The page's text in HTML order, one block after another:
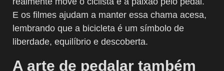
E os filmes ajudam a manter essa chama acesa,
lembrando que a bicicleta é um símbolo de
liberdade, equilíbrio e descoberta.
A arte de pedalar também